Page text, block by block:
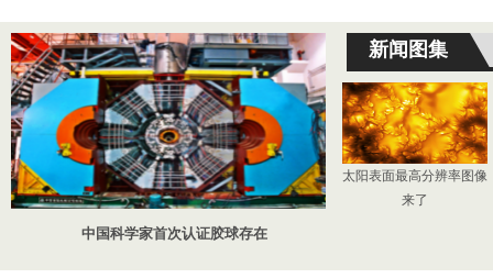
中国科学家首次认证胶球存在
新闻图集
太阳表面最高分辨率图像
来了